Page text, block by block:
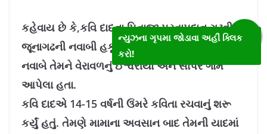
કહેવાય છે કે,કવિ દાદના પિતાજી પ્રતાપદાન ગઢવી
જૂનાગઢની નવાબી હકૂમતમાં રાજ કવિ હતા એટલે
નવાબે તેમને વેરાવળનું ઈશ્વરીયા અને સાપર ગામ
આપેલા હતા.
કવિ દાદએ 14-15 વર્ષની ઉંમરે કવિતા રચવાનું શરૂ
કર્યું હતું. તેમણે મામાના અવસાન બાદ તેમની યાદમાં
ન્યુઝના ગૃપમા જોડાવા અહીં ક્લિક
કરો!